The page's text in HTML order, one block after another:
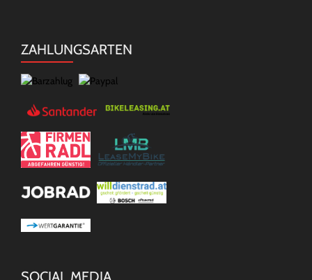
ZAHLUNGSARTEN
SOCIAL MEDIA